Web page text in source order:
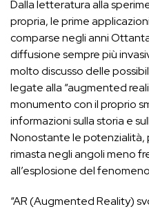
Dalla letteratura alla
propria, le prime
comparse negli anni
diffusione sempre più
molto discusso delle
legate alla “augmented
monumento con il proprio
informazioni sulla storia e
Nonostante le
rimasta negli angoli meno
all’esplosione del
“AR (Augmented Reality)